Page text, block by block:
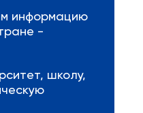
информацию
-
школу,